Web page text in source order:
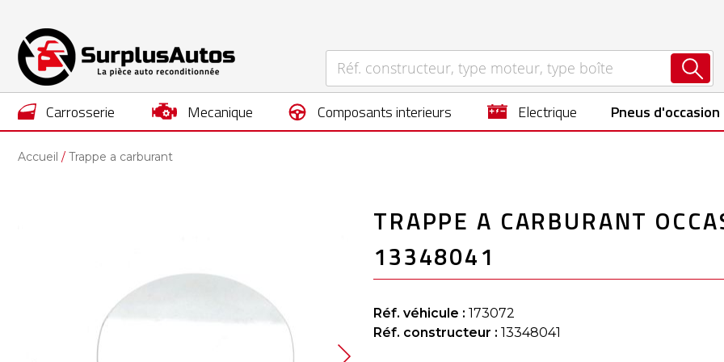
carrosserie mecanique composants interieurs electrique Pneus d'occasion
Accueil Trappe a carburant
TRAPPE A CARBURANT
13348041
Réf. véhicule : 173072
Réf. constructeur : 13348041